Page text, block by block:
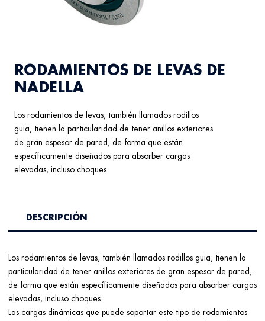
RODAMIENTOS DE LEVAS DE
NADELLA
Los rodamientos de levas, también llamados rodillos
guia, tienen la particularidad de tener anillos exteriores
de gran espesor de pared, de forma que están
específicamente diseñados para absorber cargas
elevadas, incluso choques.
DESCRIPCIÓN
Los rodamientos de levas, también llamados rodillos guia, tienen la
particularidad de tener anillos exteriores de gran espesor de pared,
de forma que están específicamente diseñados para absorber cargas
elevadas, incluso choques.
Las cargas dinámicas que puede soportar este tipo de rodamientos